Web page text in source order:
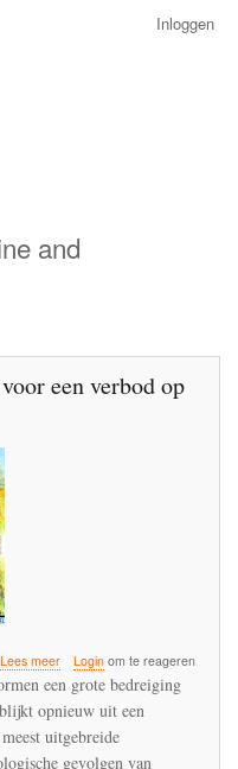
Inloggen
and
een verbod op
Lees meerover
Marc
Bonmatin
pleit
voor
Loginom te reageren
een grote bedreiging
opnieuw uit een
uitgebreide
gevolgen van